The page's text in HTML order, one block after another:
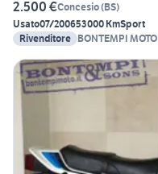
2.500 €Concesio(BS)
Usato07/200653000 KmSport
Rivenditore BONTEMPI MOTO